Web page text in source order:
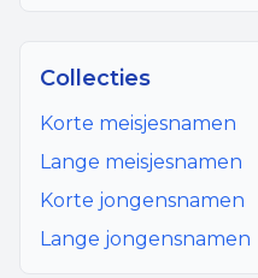
Collecties
Korte meisjesnamen
Lange meisjesnamen
Korte jongensnamen
Lange jongensnamen